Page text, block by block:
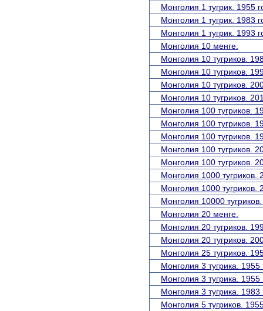
Монголия 1 тугрик. 1955
Монголия 1 тугрик. 1983
Монголия 1 тугрик. 1993
Монголия 10 менге.
Монголия 10 тугриков.
Монголия 10 тугриков.
Монголия 10 тугриков.
Монголия 10 тугриков.
Монголия 100 тугриков.
Монголия 100 тугриков.
Монголия 100 тугриков.
Монголия 100 тугриков.
Монголия 100 тугриков.
Монголия 1000 тугриков.
Монголия 1000 тугриков.
Монголия 10000
Монголия 20 менге.
Монголия 20 тугриков.
Монголия 20 тугриков.
Монголия 25 тугриков.
Монголия 3 тугрика. 1955
Монголия 3 тугрика. 1955
Монголия 3 тугрика. 1983
Монголия 5 тугриков.